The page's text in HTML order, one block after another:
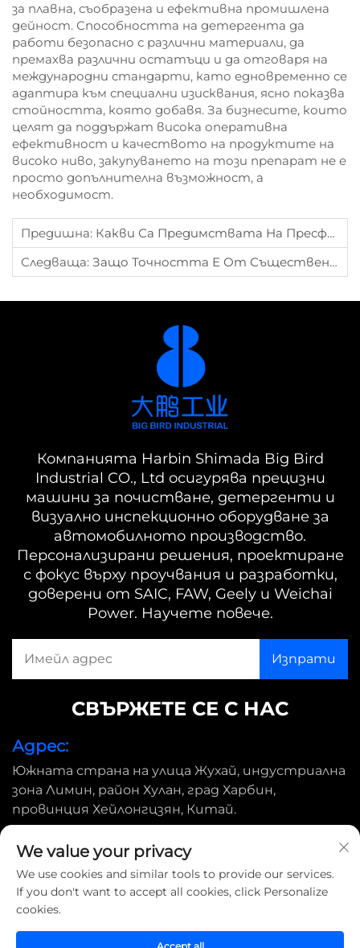
за плавна, съобразена и ефективна промишлена
дейност. Способността на детергента да
работи безопасно с различни материали, да
премахва различни остатъци и да отговаря на
международни стандарти, като едновременно се
адаптира към специални изисквания, ясно показва
стойността, която добавя. За бизнесите, които
целят да поддържат висока оперативна
ефективност и качеството на продуктите на
високо ниво, закупуването на този препарат не е
просто допълнителна възможност, а
необходимост.
Предишна: Какви Са Предимствата На Пресформованите Части В Автомобилното Производство?
Следваща: Защо Точността Е От Съществено Значение При Производството На Колянови Валове?
Компанията Harbin Shimada Big Bird
Industrial CO., Ltd осигурява прецизни
машини за почистване, детергенти и
визуално инспекционно оборудване за
автомобилното производство.
Персонализирани решения, проектиране
с фокус върху проучвания и разработки,
доверени от SAIC, FAW, Geely и Weichai
Power. Научете повече.
СВЪРЖЕТЕ СЕ С НАС
Адрес:
Южната страна на улица Жухай, индустриална
зона Лимин, район Хулан, град Харбин,
провинция Хейлонгцзян, Китай.
[email protected]
Политика за поверителност
We value your privacy
We use cookies and similar tools to provide our services.
If you don't want to accept all cookies, click Personalize
cookies.